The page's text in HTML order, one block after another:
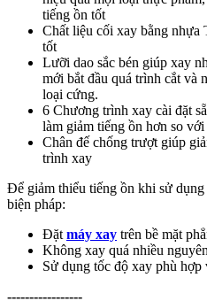
tiếng ồn tốt
Chất liệu cối xay bằng nhựa
tốt
Lưỡi dao sắc bén giúp xay
mới bắt đầu quá trình cắt và
loại cứng.
6 Chương trình xay cài đặt
làm giảm tiếng ồn hơn so
Chân đế chống trượt giúp
trình xay
Để giảm thiểu tiếng ồn khi sử dụng
biện pháp:
Đặt máy xay trên bề mặt
Không xay quá nhiều
Sử dụng tốc độ xay phù
-----------------